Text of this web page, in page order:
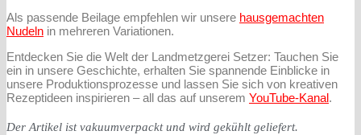
Als passende Beilage empfehlen wir unsere hausgemachten
Nudeln in mehreren Variationen.
Entdecken Sie die Welt der Landmetzgerei Setzer: Tauchen Sie
ein in unsere Geschichte, erhalten Sie spannende Einblicke in
unsere Produktionsprozesse und lassen Sie sich von kreativen
Rezeptideen inspirieren – all das auf unserem YouTube-Kanal.
Der Artikel ist vakuumverpackt und wird gekühlt geliefert.